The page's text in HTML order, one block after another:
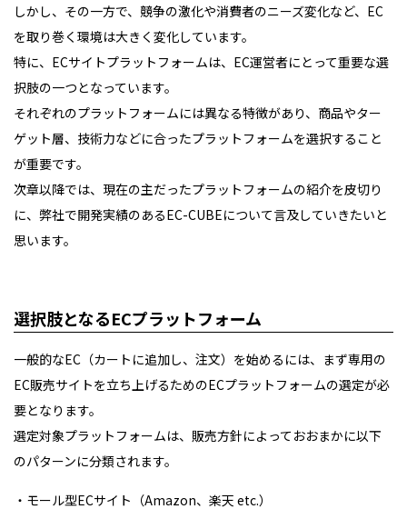
しかし、その一方で、競争の激化や消費者のニーズ変化など、EC
を取り巻く環境は大きく変化しています。
特に、ECサイトプラットフォームは、EC運営者にとって重要な選
択肢の一つとなっています。
それぞれのプラットフォームには異なる特徴があり、商品やター
ゲット層、技術力などに合ったプラットフォームを選択すること
が重要です。
次章以降では、現在の主だったプラットフォームの紹介を皮切り
に、弊社で開発実績のあるEC-CUBEについて言及していきたいと
思います。
選択肢となるECプラットフォーム
一般的なEC（カートに追加し、注文）を始めるには、まず専用の
EC販売サイトを立ち上げるためのECプラットフォームの選定が必
要となります。
選定対象プラットフォームは、販売方針によっておおまかに以下
のパターンに分類されます。
・モール型ECサイト（Amazon、楽天 etc.）